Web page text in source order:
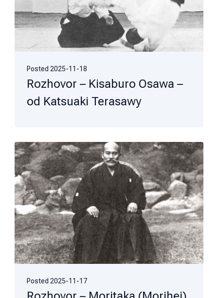
Posted 2025-11-18
Rozhovor – Kisaburo Osawa –
od Katsuaki Terasawy
Posted 2025-11-17